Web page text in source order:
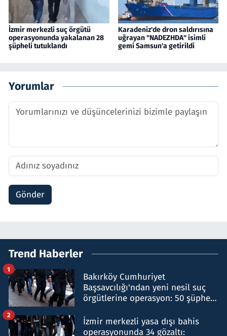
İzmir merkezli suç örgütü
operasyonunda yakalanan 28
şüpheli tutuklandı
Karadeniz'de dron saldırısına
uğrayan "NADEZHDA" isimli
gemi Samsun'a getirildi
Yorumlar
Gönder
Trend Haberler
Bakırköy Cumhuriyet
Başsavcılığı'ndan yeni nesil suç
örgütlerine operasyon: 50 şüpheli
1
İzmir merkezli yasa dışı bahis
operasyonunda 34 gözaltı:
2